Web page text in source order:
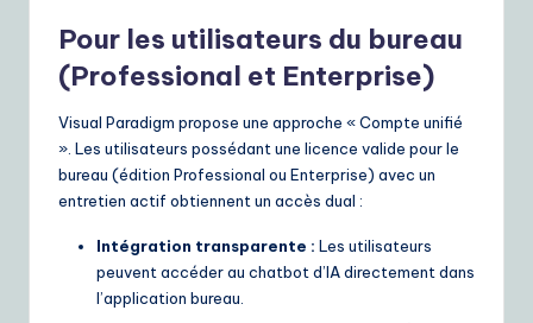
Pour les utilisateurs du bureau
(Professional et Enterprise)
Visual Paradigm propose une approche « Compte unifié
». Les utilisateurs possédant une licence valide pour le
bureau (édition Professional ou Enterprise) avec un
entretien actif obtiennent un accès dual :
Intégration transparente : Les utilisateurs
peuvent accéder au chatbot d’IA directement dans
l’application bureau.